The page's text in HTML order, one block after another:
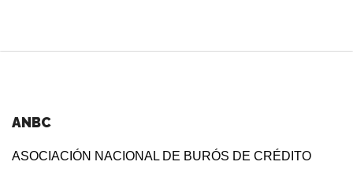
ANBC
ASOCIACIÓN NACIONAL DE BURÓS DE CRÉDITO